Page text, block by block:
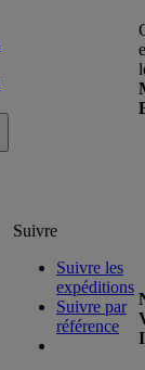
Suivre
Suivre les
expéditions
Suivre par
référence